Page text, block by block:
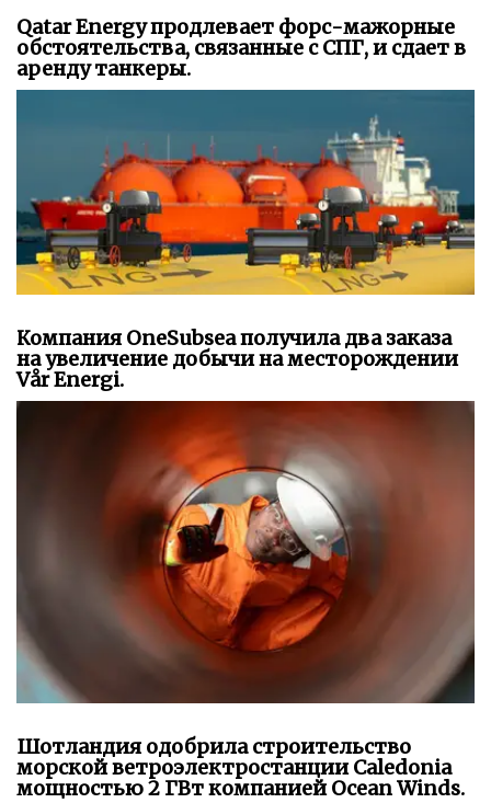
Qatar Energy продлевает форс-мажорные
обстоятельства, связанные с СПГ, и сдает в
аренду танкеры.
Компания OneSubsea получила два заказа
на увеличение добычи на месторождении
Vår Energi.
Шотландия одобрила строительство
морской ветроэлектростанции Caledonia
мощностью 2 ГВт компанией Ocean Winds.